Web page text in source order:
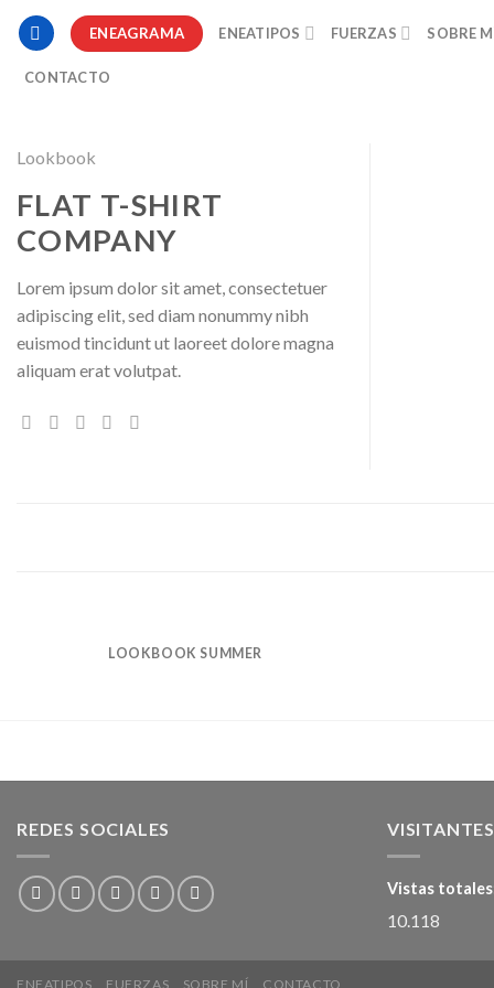
Skip
content
ENEAGRAMA ENEATIPOS FUERZAS SOBRE
CONTACTO
Lookbook
FLAT T-SHIRT
COMPANY
Lorem ipsum dolor sit amet, consectetuer
adipiscing elit, sed diam nonummy nibh
euismod tincidunt ut laoreet dolore magna
aliquam erat volutpat.
LOOKBOOK SUMMER
REDES SOCIALES VISITANTES
Vistas
10.118
ENEATIPOS FUERZAS SOBRE MÍ CONTACTO